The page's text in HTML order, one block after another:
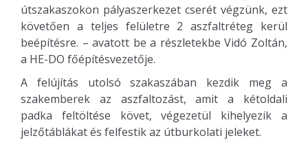
útszakaszokon pályaszerkezet cserét végzünk, ezt
követően a teljes felületre 2 aszfaltréteg kerül
beépítésre. – avatott be a részletekbe Vidó Zoltán,
a HE-DO főépítésvezetője.
A felújítás utolsó szakaszában kezdik meg a
szakemberek az aszfaltozást, amit a kétoldali
padka feltöltése követ, végezetül kihelyezik a
jelzőtáblákat és felfestik az útburkolati jeleket.